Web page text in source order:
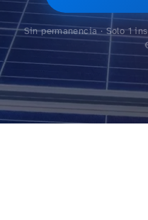
Sin permanencia · Solo 1